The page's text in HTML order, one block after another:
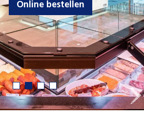
Online bestellen